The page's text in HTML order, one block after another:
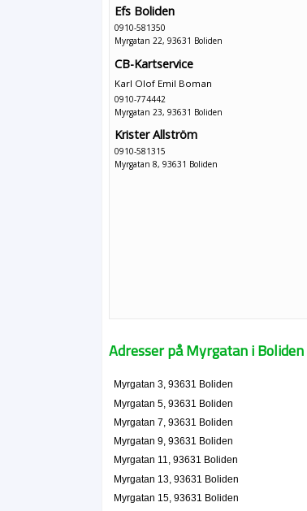
Efs Boliden
0910-581350
Myrgatan 22, 93631 Boliden
CB-Kartservice
Karl Olof Emil Boman
0910-774442
Myrgatan 23, 93631 Boliden
Krister Allström
0910-581315
Myrgatan 8, 93631 Boliden
Adresser på Myrgatan i Boliden
Myrgatan 3, 93631 Boliden
Myrgatan 5, 93631 Boliden
Myrgatan 7, 93631 Boliden
Myrgatan 9, 93631 Boliden
Myrgatan 11, 93631 Boliden
Myrgatan 13, 93631 Boliden
Myrgatan 15, 93631 Boliden